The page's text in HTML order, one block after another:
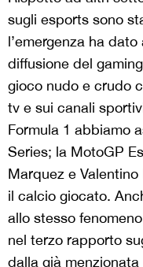
sugli esports sono
l’emergenza ha
diffusione del
gioco nudo e crudo
tv e sui canali
Formula 1 abbiamo
Series; la MotoGP
Marquez e
il calcio giocato.
allo stesso
nel terzo rapporto
dalla già